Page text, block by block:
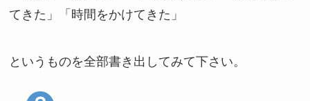
てきた」「時間をかけてきた」
というものを全部書き出してみて下さい。